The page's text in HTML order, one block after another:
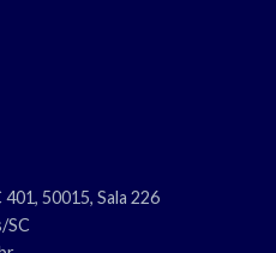
50015, Sala 226
SC